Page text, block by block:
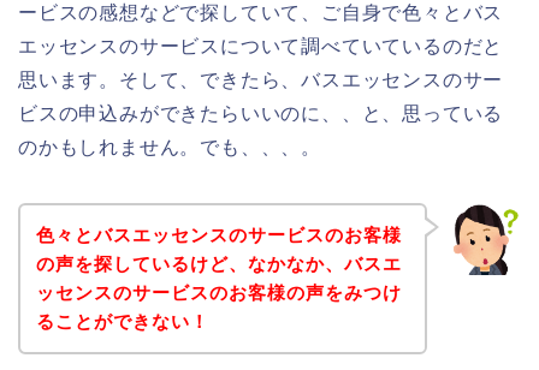
ービスの感想などで探していて、ご自身で色々とバス
エッセンスのサービスについて調べていているのだと
思います。そして、できたら、バスエッセンスのサー
ビスの申込みができたらいいのに、、と、思っている
のかもしれません。でも、、、。
色々とバスエッセンスのサービスのお客様
の声を探しているけど、なかなか、バスエ
ッセンスのサービスのお客様の声をみつけ
ることができない！